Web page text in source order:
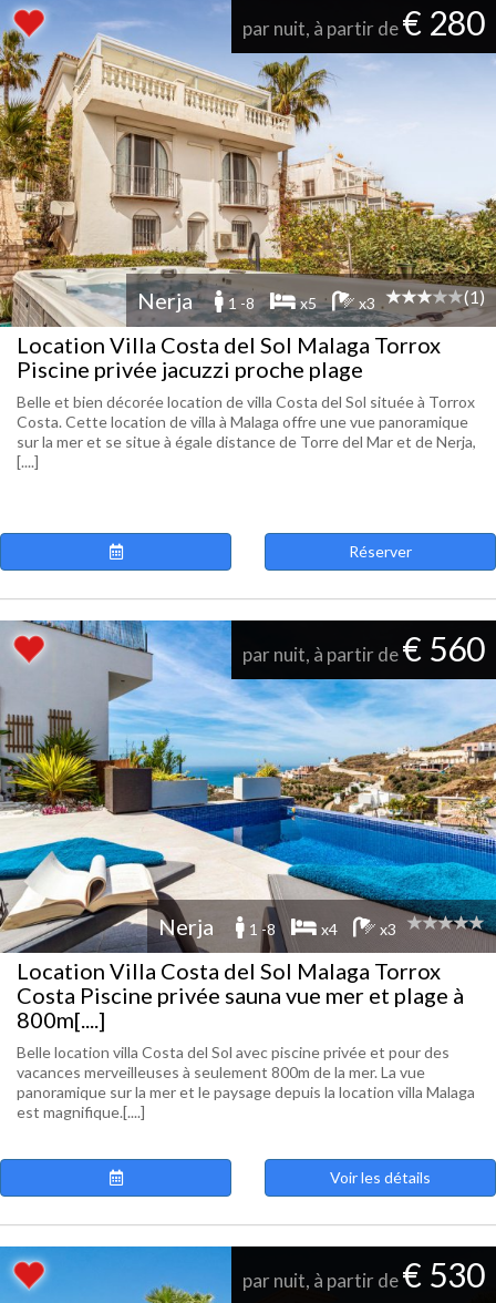
par nuit, à partir de€ 280
Nerja 1 -8 x5 x3 (1)
Location Villa Costa del Sol Malaga Torrox
Piscine privée jacuzzi proche plage
Belle et bien décorée location de villa Costa del Sol située à Torrox
Costa. Cette location de villa à Malaga offre une vue panoramique
sur la mer et se situe à égale distance de Torre del Mar et de Nerja,
[....]
Réserver
par nuit, à partir de€ 560
Nerja 1 -8 x4 x3
Location Villa Costa del Sol Malaga Torrox
Costa Piscine privée sauna vue mer et plage à
800m[....]
Belle location villa Costa del Sol avec piscine privée et pour des
vacances merveilleuses à seulement 800m de la mer. La vue
panoramique sur la mer et le paysage depuis la location villa Malaga
est magnifique.[....]
Voir les détails
par nuit, à partir de€ 530